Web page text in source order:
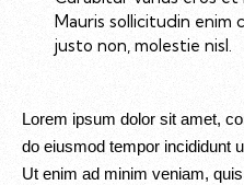
Mauris sollicitudin enim
justo non, molestie nisl.
Lorem ipsum dolor sit amet,
do eiusmod tempor incididunt
Ut enim ad minim veniam,